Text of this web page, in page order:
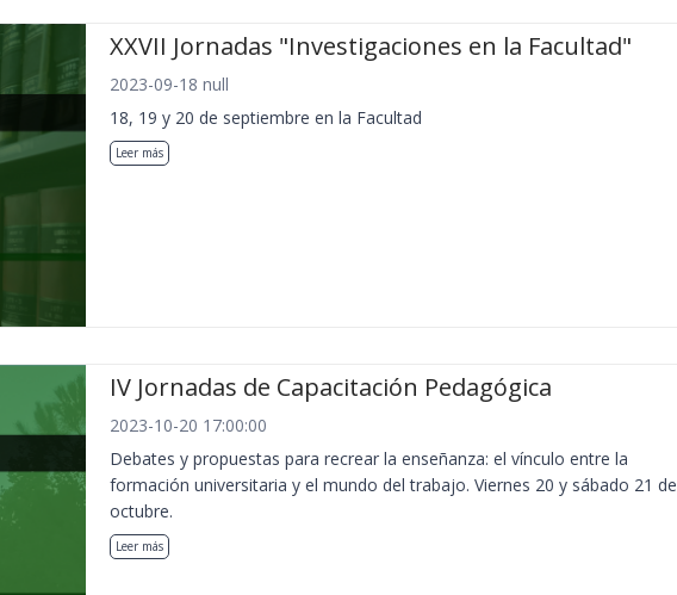
XXVII Jornadas "Investigaciones en la Facultad"
2023-09-18 null
18, 19 y 20 de septiembre en la Facultad
Leer más
IV Jornadas de Capacitación Pedagógica
2023-10-20 17:00:00
Debates y propuestas para recrear la enseñanza: el vínculo entre la
formación universitaria y el mundo del trabajo. Viernes 20 y sábado 21 de
octubre.
Leer más